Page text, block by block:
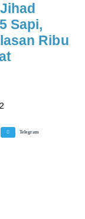
Sapi,
Ribu
Telegram